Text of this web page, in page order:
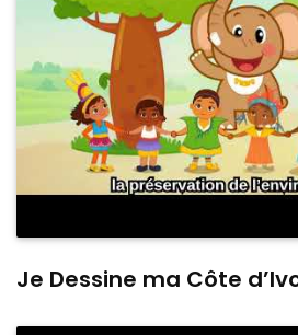
Je Dessine ma Côte